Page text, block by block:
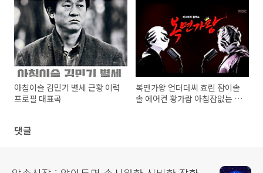
미리듣기 MC 사회자 김동건 방
청신청 방법 주차 녹화시간
아침이슬 김민기 별세 근황 이력
프로필 대표곡
복면가왕 언더더씨 효린 잠이솔
솔 에어컨 황가람 아침잠없는 드
댓글